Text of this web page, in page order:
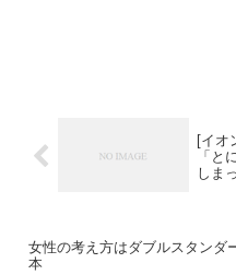
[イオ
「と
しま
女性の考え方はダブルスタンダ
本